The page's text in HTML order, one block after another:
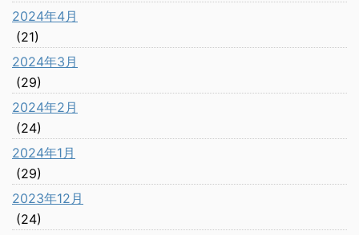
2024年4月
(21)
2024年3月
(29)
2024年2月
(24)
2024年1月
(29)
2023年12月
(24)